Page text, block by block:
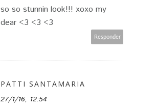
so so stunnin look!!! xoxo my
dear <3 <3 <3
Responder
PATTI SANTAMARIA
27/1/16, 12:54